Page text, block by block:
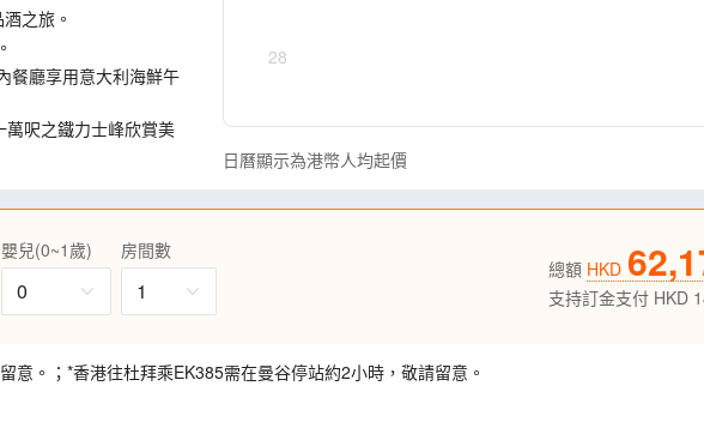
之旅。
餐廳享用意大利海鮮午
呎之鐵力士峰欣賞美
最佳位置。
28
日曆顯示為港幣人均起價
嬰兒(0~1歲)
0
房間數
1
總額 HKD
支持訂金支付 HKD
意。 ； *香港往杜拜乘EK385需在曼谷停站約2小時，敬請留意。